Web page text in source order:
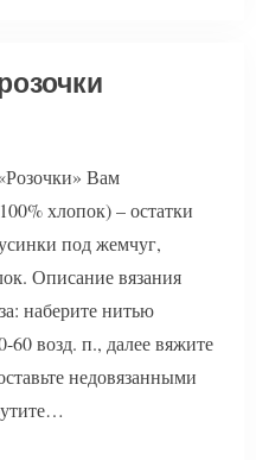
Вам
хлопок) – остатки
под жемчуг,
Описание вязания
наберите нитью
60 возд. п., далее вяжите
недовязанными